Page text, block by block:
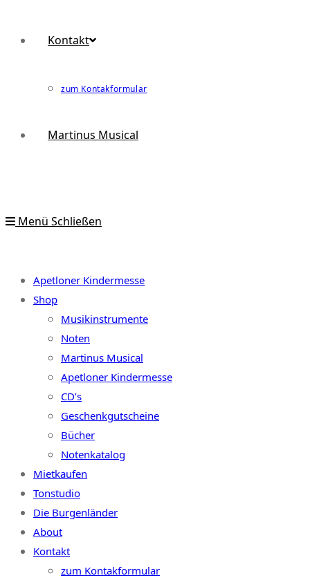
Kontakt
zum Kontakformular
Martinus Musical
Menü Schließen
Apetloner Kindermesse
Shop
Musikinstrumente
Noten
Martinus Musical
Apetloner Kindermesse
CD’s
Geschenkgutscheine
Bücher
Notenkatalog
Mietkaufen
Tonstudio
Die Burgenländer
About
Kontakt
zum Kontakformular